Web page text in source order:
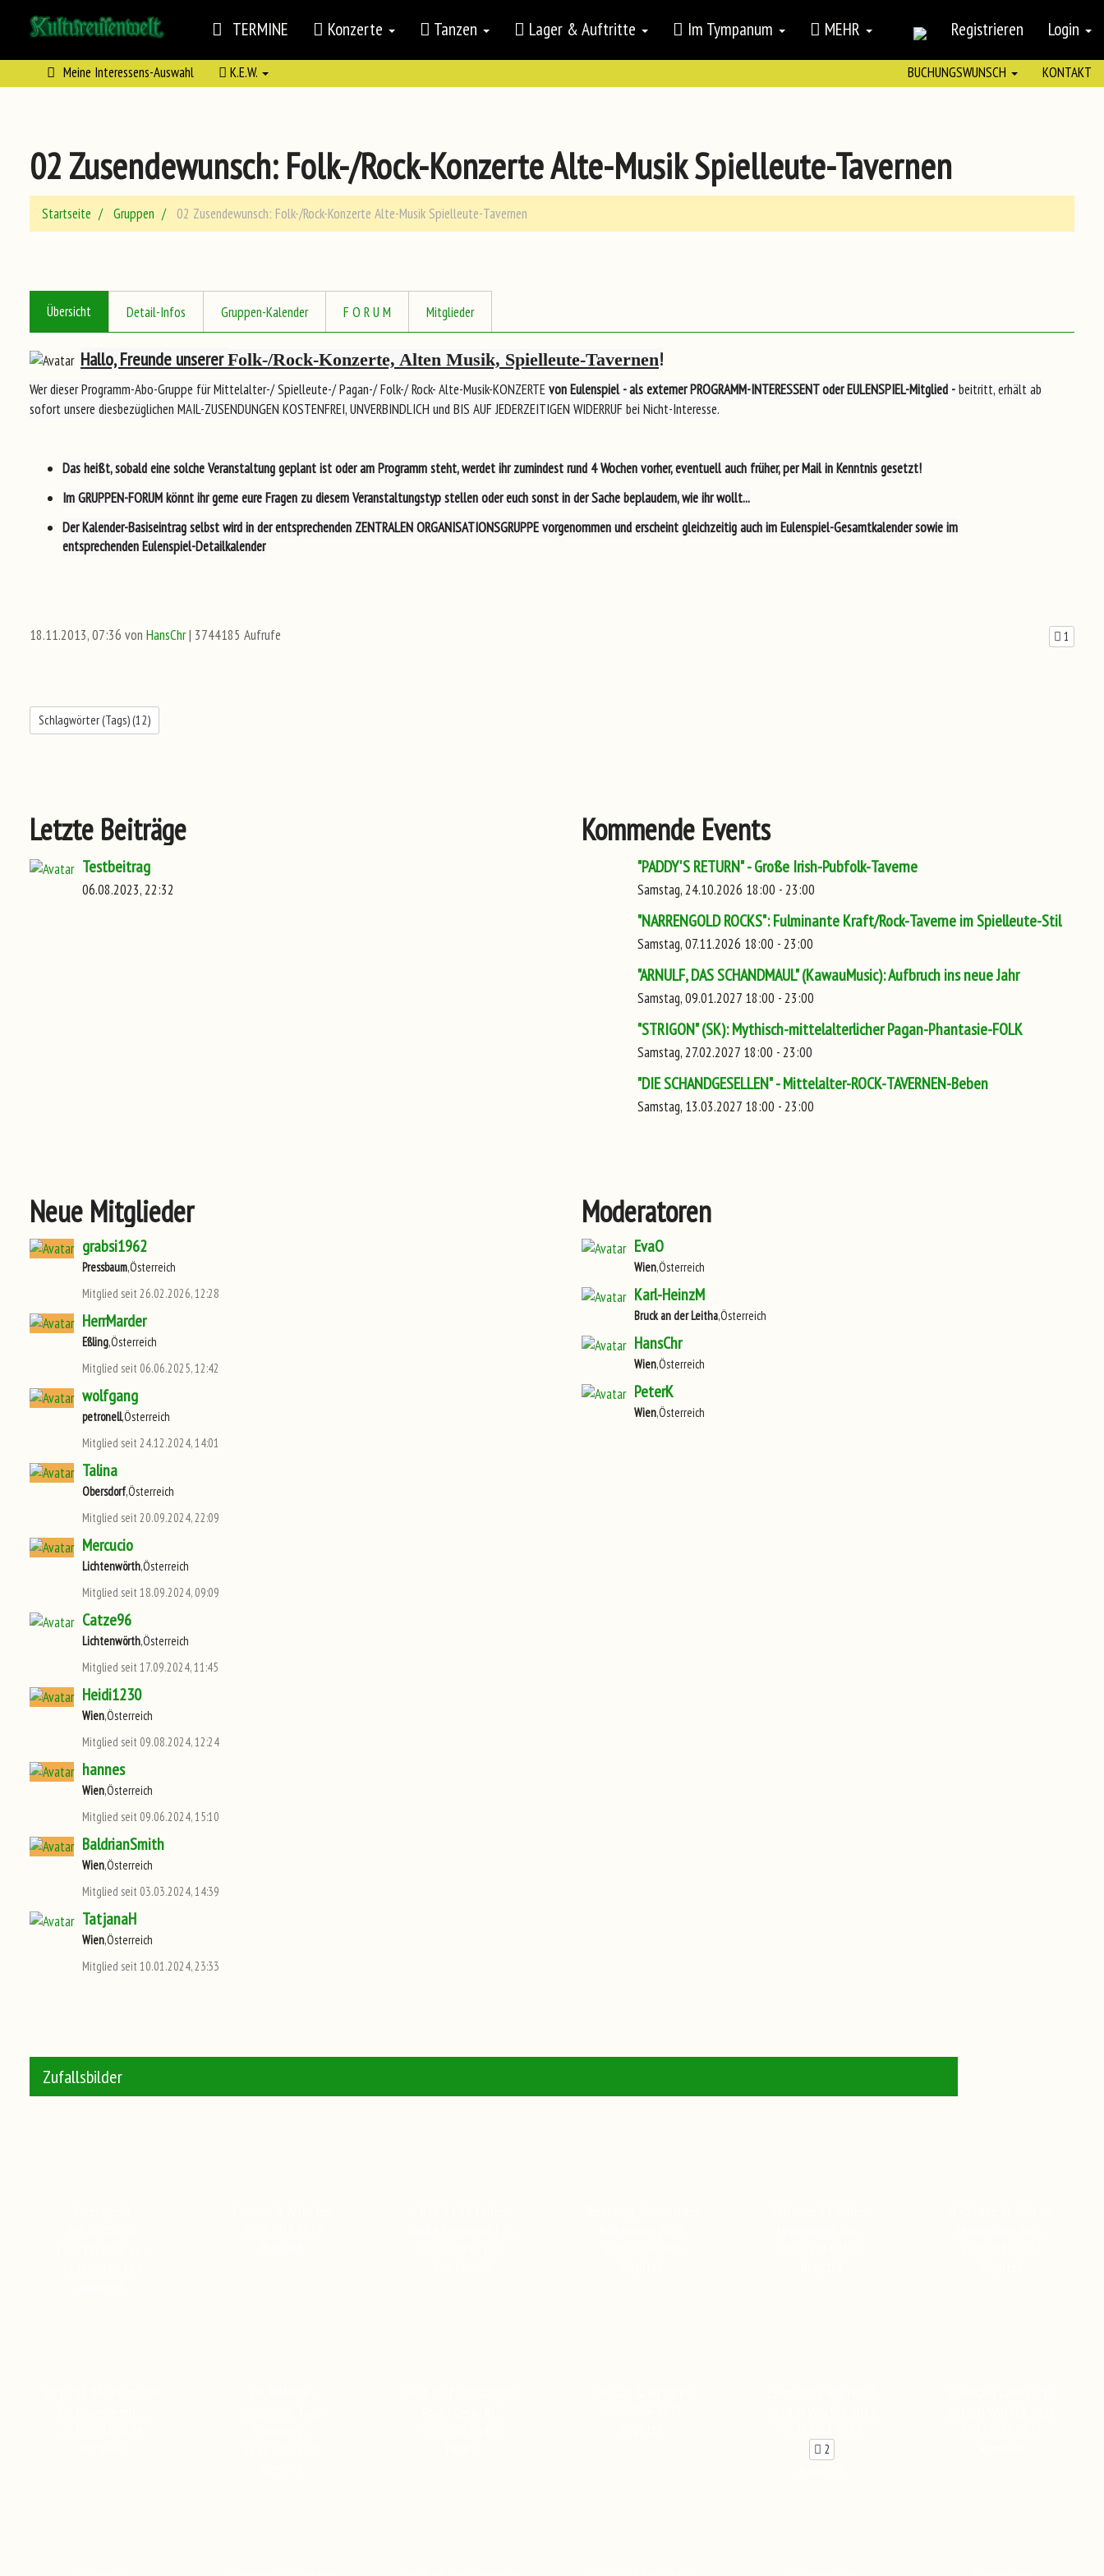
TERMINE Konzerte Tanzen Lager & Auftritte Im Tympanum MEHR Registrieren Login
Meine Interessens-Auswahl K.E.W. BUCHUNGSWUNSCH KONTAKT
02 Zusendewunsch: Folk-/Rock-Konzerte Alte-Musik Spielleute-Tavernen
Startseite Gruppen 02 Zusendewunsch: Folk-/Rock-Konzerte Alte-Musik Spielleute-Tavernen
Übersicht Detail-Infos Gruppen-Kalender F O R U M Mitglieder
Hallo, Freunde unsererFolk-/Rock-Konzerte, Alten Musik, Spielleute-Tavernen!
Wer dieser Programm-Abo-Gruppe für Mittelalter-/ Spielleute-/ Pagan-/ Folk-/ Rock- Alte-Musik-KONZERTEvon Eulenspiel- als externer PROGRAMM-INTERESSENT oder EULENSPIEL-Mitglied -beitritt, erhält ab
sofort unsere diesbezüglichen MAIL-ZUSENDUNGEN KOSTENFREI, UNVERBINDLICH und BIS AUF JEDERZEITIGEN WIDERRUF bei Nicht-Interesse.
Das heißt, sobald eine solche Veranstaltunggeplantist oderam Programm steht, werdet ihr zumindestrund 4 Wochen vorher, eventuellauch früher, per Mail in Kenntnis gesetzt!
ImGRUPPEN-FORUMkönnt ihr gerne eure Fragen zu diesem Veranstaltungstyp stellen oder euch sonst in der Sache beplaudern, wie ihr wollt...
DerKalender-Basiseintragselbst wird in der entsprechenden ZENTRALEN ORGANISATIONSGRUPPEvorgenommen underscheintgleichzeitig auch imEulenspiel-Gesamtkalendersowie im
entsprechendenEulenspiel-Detailkalender
18.11.2013, 07:36 von HansChr| 3744185 Aufrufe 1
Schlagwörter (Tags) (12)
Letzte Beiträge
Testbeitrag
06.08.2023, 22:32
Kommende Events
"PADDY'S RETURN" - Große Irish-Pubfolk-Taverne
Samstag, 24.10.2026 18:00 - 23:00
"NARRENGOLD ROCKS": Fulminante Kraft/Rock-Taverne im Spielleute-Stil
Samstag, 07.11.2026 18:00 - 23:00
"ARNULF, DAS SCHANDMAUL" (KawauMusic): Aufbruch ins neue Jahr
Samstag, 09.01.2027 18:00 - 23:00
"STRIGON" (SK): Mythisch-mittelalterlicher Pagan-Phantasie-FOLK
Samstag, 27.02.2027 18:00 - 23:00
"DIE SCHANDGESELLEN" - Mittelalter-ROCK-TAVERNEN-Beben
Samstag, 13.03.2027 18:00 - 23:00
Neue Mitglieder
grabsi1962
Pressbaum,Österreich
Mitglied seit 26.02.2026, 12:28
HerrMarder
Eßling,Österreich
Mitglied seit 06.06.2025, 12:42
wolfgang
petronell,Österreich
Mitglied seit 24.12.2024, 14:01
Talina
Obersdorf,Österreich
Mitglied seit 20.09.2024, 22:09
Mercucio
Lichtenwörth,Österreich
Mitglied seit 18.09.2024, 09:09
Catze96
Lichtenwörth,Österreich
Mitglied seit 17.09.2024, 11:45
Heidi1230
Wien,Österreich
Mitglied seit 09.08.2024, 12:24
hannes
Wien,Österreich
Mitglied seit 09.06.2024, 15:10
BaldrianSmith
Wien,Österreich
Mitglied seit 03.03.2024, 14:39
TatjanaH
Wien,Österreich
Mitglied seit 10.01.2024, 23:33
Moderatoren
EvaO
Wien,Österreich
Karl-HeinzM
Bruck an der Leitha,Österreich
HansChr
Wien,Österreich
PeterK
Wien,Österreich
Zufallsbilder
2